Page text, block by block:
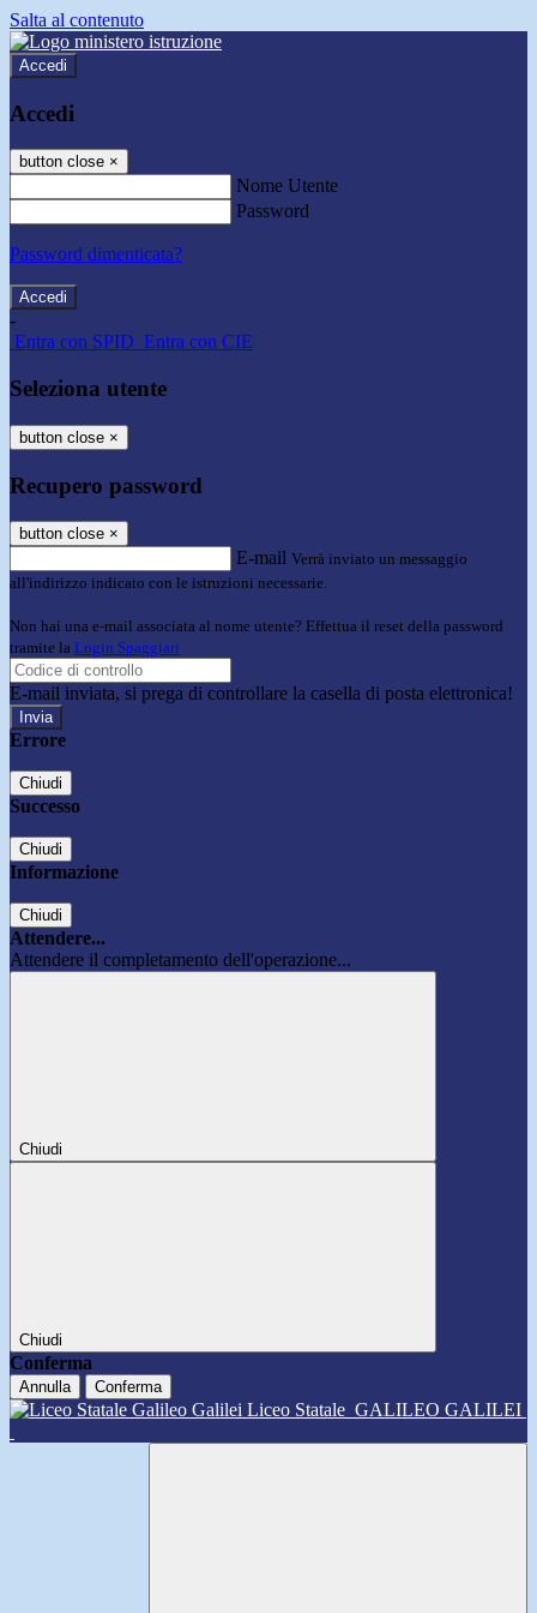
Salta al contenuto
Accedi
Accedi
button close ×
Nome Utente
Password
Password dimenticata?
-
Entra con SPID Entra con CIE
Seleziona utente
button close ×
Recupero password
button close ×
E-mail Verrà inviato un messaggio
all'indirizzo indicato con le istruzioni necessarie.
Non hai una e-mail associata al nome utente? Effettua il reset della password
tramite la Login Spaggiari
E-mail inviata, si prega di controllare la casella di posta elettronica!
Errore
Chiudi
Successo
Chiudi
Informazione
Chiudi
Attendere...
Attendere il completamento dell'operazione...
Chiudi
Chiudi
Conferma
Annulla Conferma
Liceo Statale GALILEO GALILEI